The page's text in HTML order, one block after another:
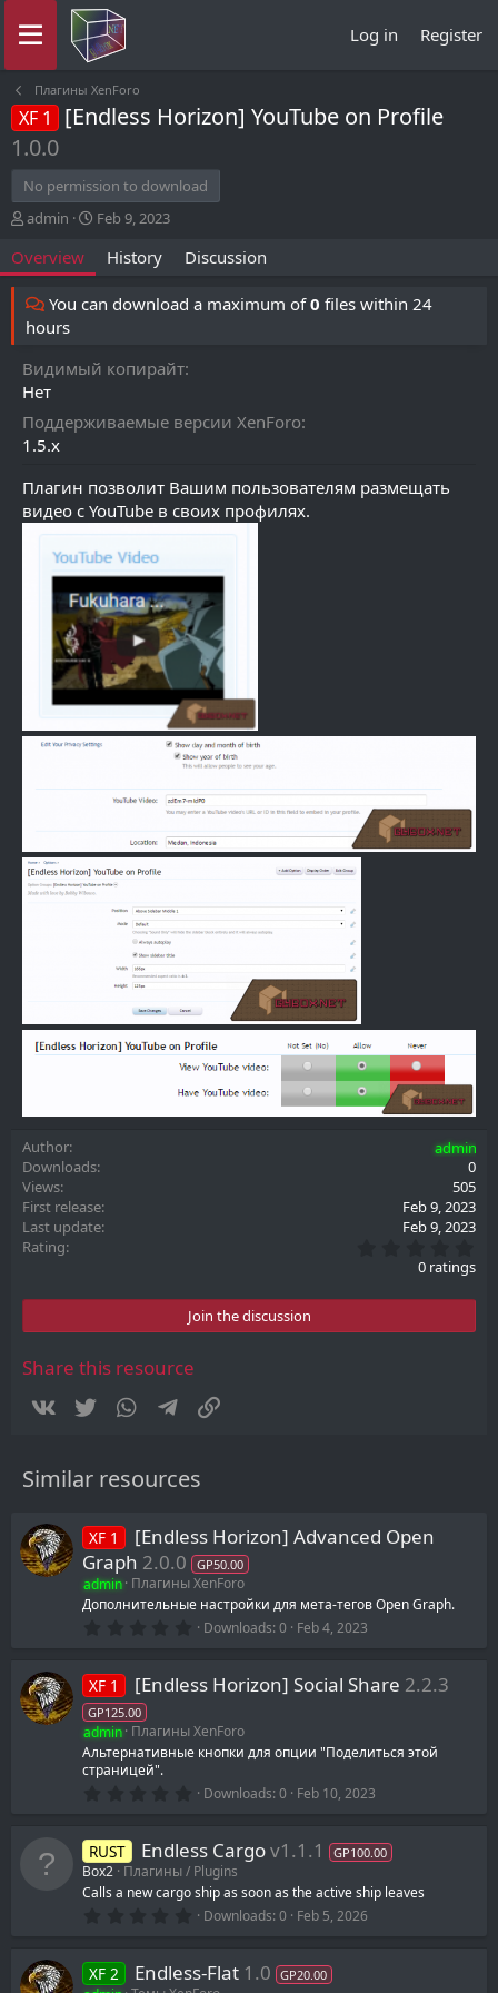
Log in Register
Плагины XenForo
XF 1
[Endless Horizon] YouTube on Profile
1.0.0
No permission to download
A
t
h
o
r
admin
C
t
d
t
Feb 9, 2023
Overview History Discussion
You can download a maximum of0 files within 24
hours
Видимый копирайт
Нет
Поддерживаемые версии XenForo
1.5.x
Плагин позволит Вашим пользователям размещать
видео с YouTube в своих профилях.
Author
admin
Downloads
0
Views
505
First release
Feb 9, 2023
Last update
Feb 9, 2023
Rating
.
0
t
0 ratings
Join the discussion
Share this resource
Vkontakte
Twitter WhatsAppTelegram
Similar resources
XF 1
[Endless Horizon] Advanced Open
Graph 2.0.0 GP50.00
admin Плагины XenForo
Дополнительные настройки для мета-тегов Open Graph.
0
s
r
(
Downloads 0 Feb 4, 2023
XF 1 [Endless Horizon] Social Share 2.2.3
GP125.00
admin Плагины XenForo
Альтернативные кнопки для опции "Поделиться этой
страницей".
0
s
t
a
r
Downloads 0 Feb 10, 2023
RUST Endless Cargov1.1.1 GP100.00
Box2 Плагины / Plugins
Calls a new cargo ship as soon as the active ship leaves
0
s
Downloads 0 Feb 5, 2026
XF 2 Endless-Flat 1.0 GP20.00